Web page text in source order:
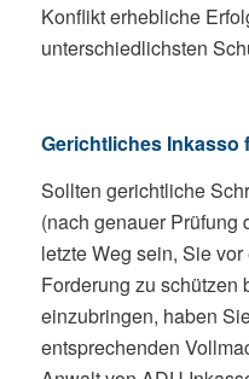
Konflikt erhebliche
unterschiedlichsten
Gerichtliches Inkasso
Sollten gerichtliche
(nach genauer Prüfung
letzte Weg sein, Sie
Forderung zu schützen
einzubringen, haben
entsprechenden